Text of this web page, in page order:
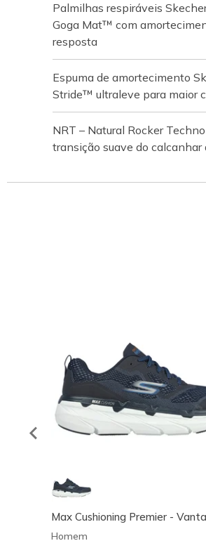
Palmilhas respiráveis
Goga Mat™ com
resposta
Espuma de amortecimento
Stride™ ultraleve para maior
NRT – Natural Rocker
transição suave do calcanhar
Max Cushioning Premier -
Homem